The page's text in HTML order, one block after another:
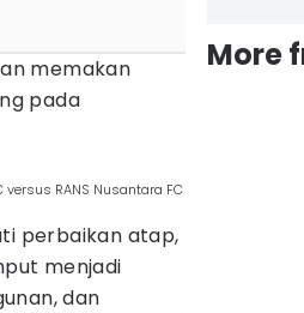
memakan
pada
RANS Nusantara FC
perbaikan atap,
menjadi
dan
More